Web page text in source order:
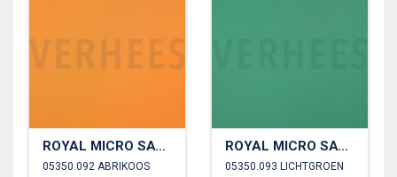
ROYAL MICRO SATIJN
05350.092 ABRIKOOS
ROYAL MICRO SATIJN
05350.093 LICHTGROEN